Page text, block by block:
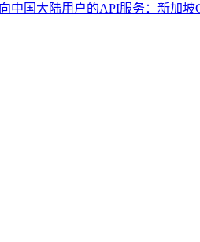
中国大陆用户的API服务：新加坡